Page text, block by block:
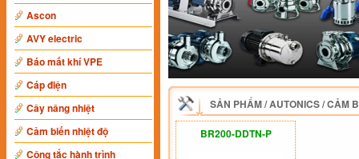
Ascon
AVY electric
Báo mất khí VPE
Cáp điện
Cây nâng nhiệt
Cảm biến nhiệt độ
Công tắc hành trình
SẢN PHẨM/AUTONICS/CẢM
BR200-DDTN-P